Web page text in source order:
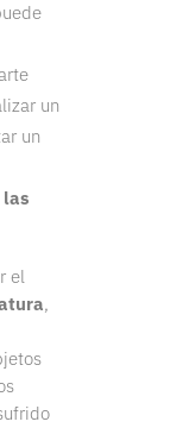
un
un
las
el
,